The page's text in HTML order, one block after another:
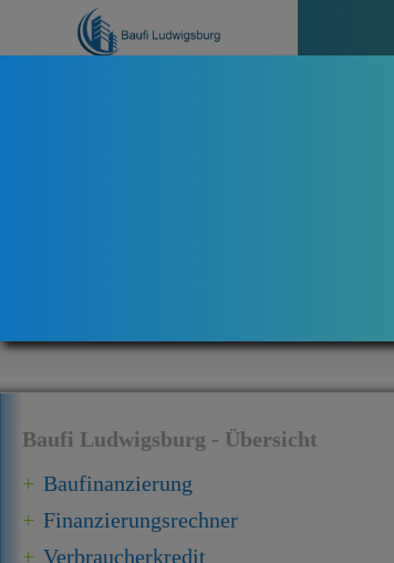
Baufi Ludwigsburg - Übersicht
Baufinanzierung
Finanzierungsrechner
Verbraucherkredit